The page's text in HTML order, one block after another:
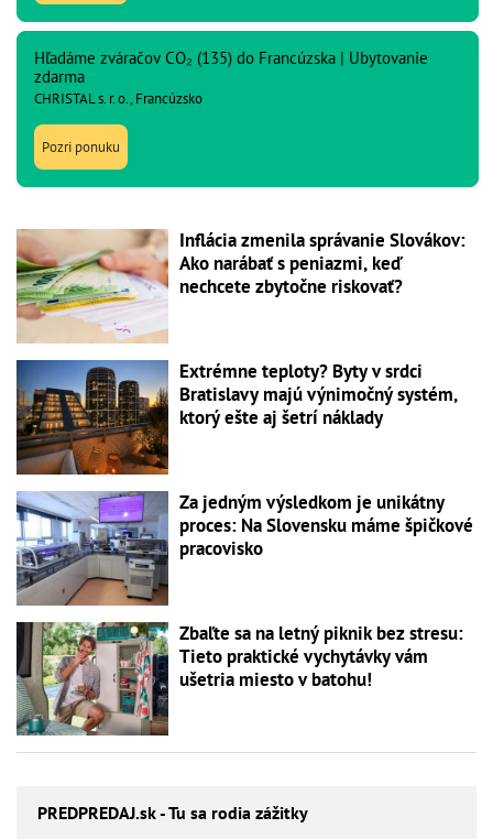
Hľadáme zváračov CO₂ (135) do Francúzska | Ubytovanie
zdarma
CHRISTAL s. r. o., Francúzsko
Pozri ponuku
Inflácia zmenila správanie Slovákov:
Ako narábať s peniazmi, keď
nechcete zbytočne riskovať?
Extrémne teploty? Byty v srdci
Bratislavy majú výnimočný systém,
ktorý ešte aj šetrí náklady
Za jedným výsledkom je unikátny
proces: Na Slovensku máme špičkové
pracovisko
Zbaľte sa na letný piknik bez stresu:
Tieto praktické vychytávky vám
ušetria miesto v batohu!
PREDPREDAJ.sk - Tu sa rodia zážitky